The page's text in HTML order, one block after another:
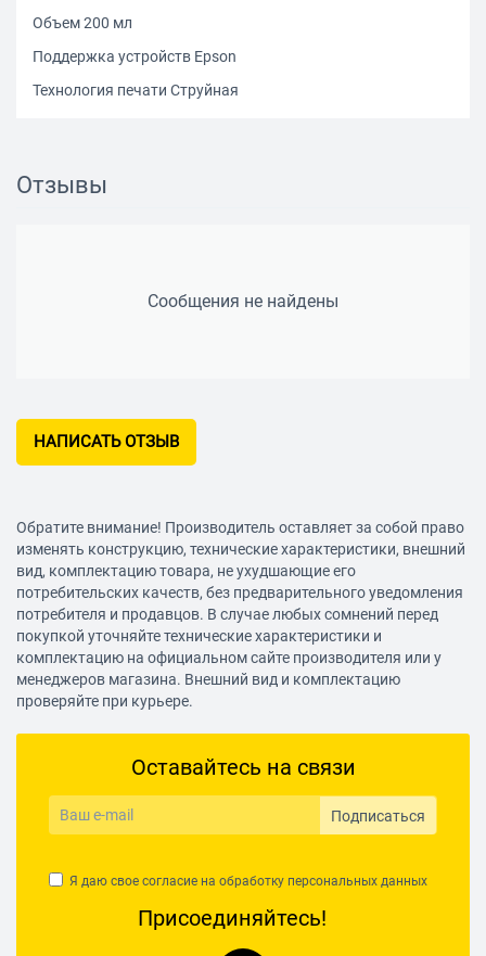
Объем 200 мл
Поддержка устройств Epson
Технология печати Струйная
Отзывы
Сообщения не найдены
НАПИСАТЬ ОТЗЫВ
Обратите внимание! Производитель оставляет за собой право
изменять конструкцию, технические характеристики, внешний
вид, комплектацию товара, не ухудшающие его
потребительских качеств, без предварительного уведомления
потребителя и продавцов. В случае любых сомнений перед
покупкой уточняйте технические характеристики и
комплектацию на официальном сайте производителя или у
менеджеров магазина. Внешний вид и комплектацию
проверяйте при курьере.
Оставайтесь на связи
Подписаться
Я даю свое согласие на обработку персональных данных
Присоединяйтесь!